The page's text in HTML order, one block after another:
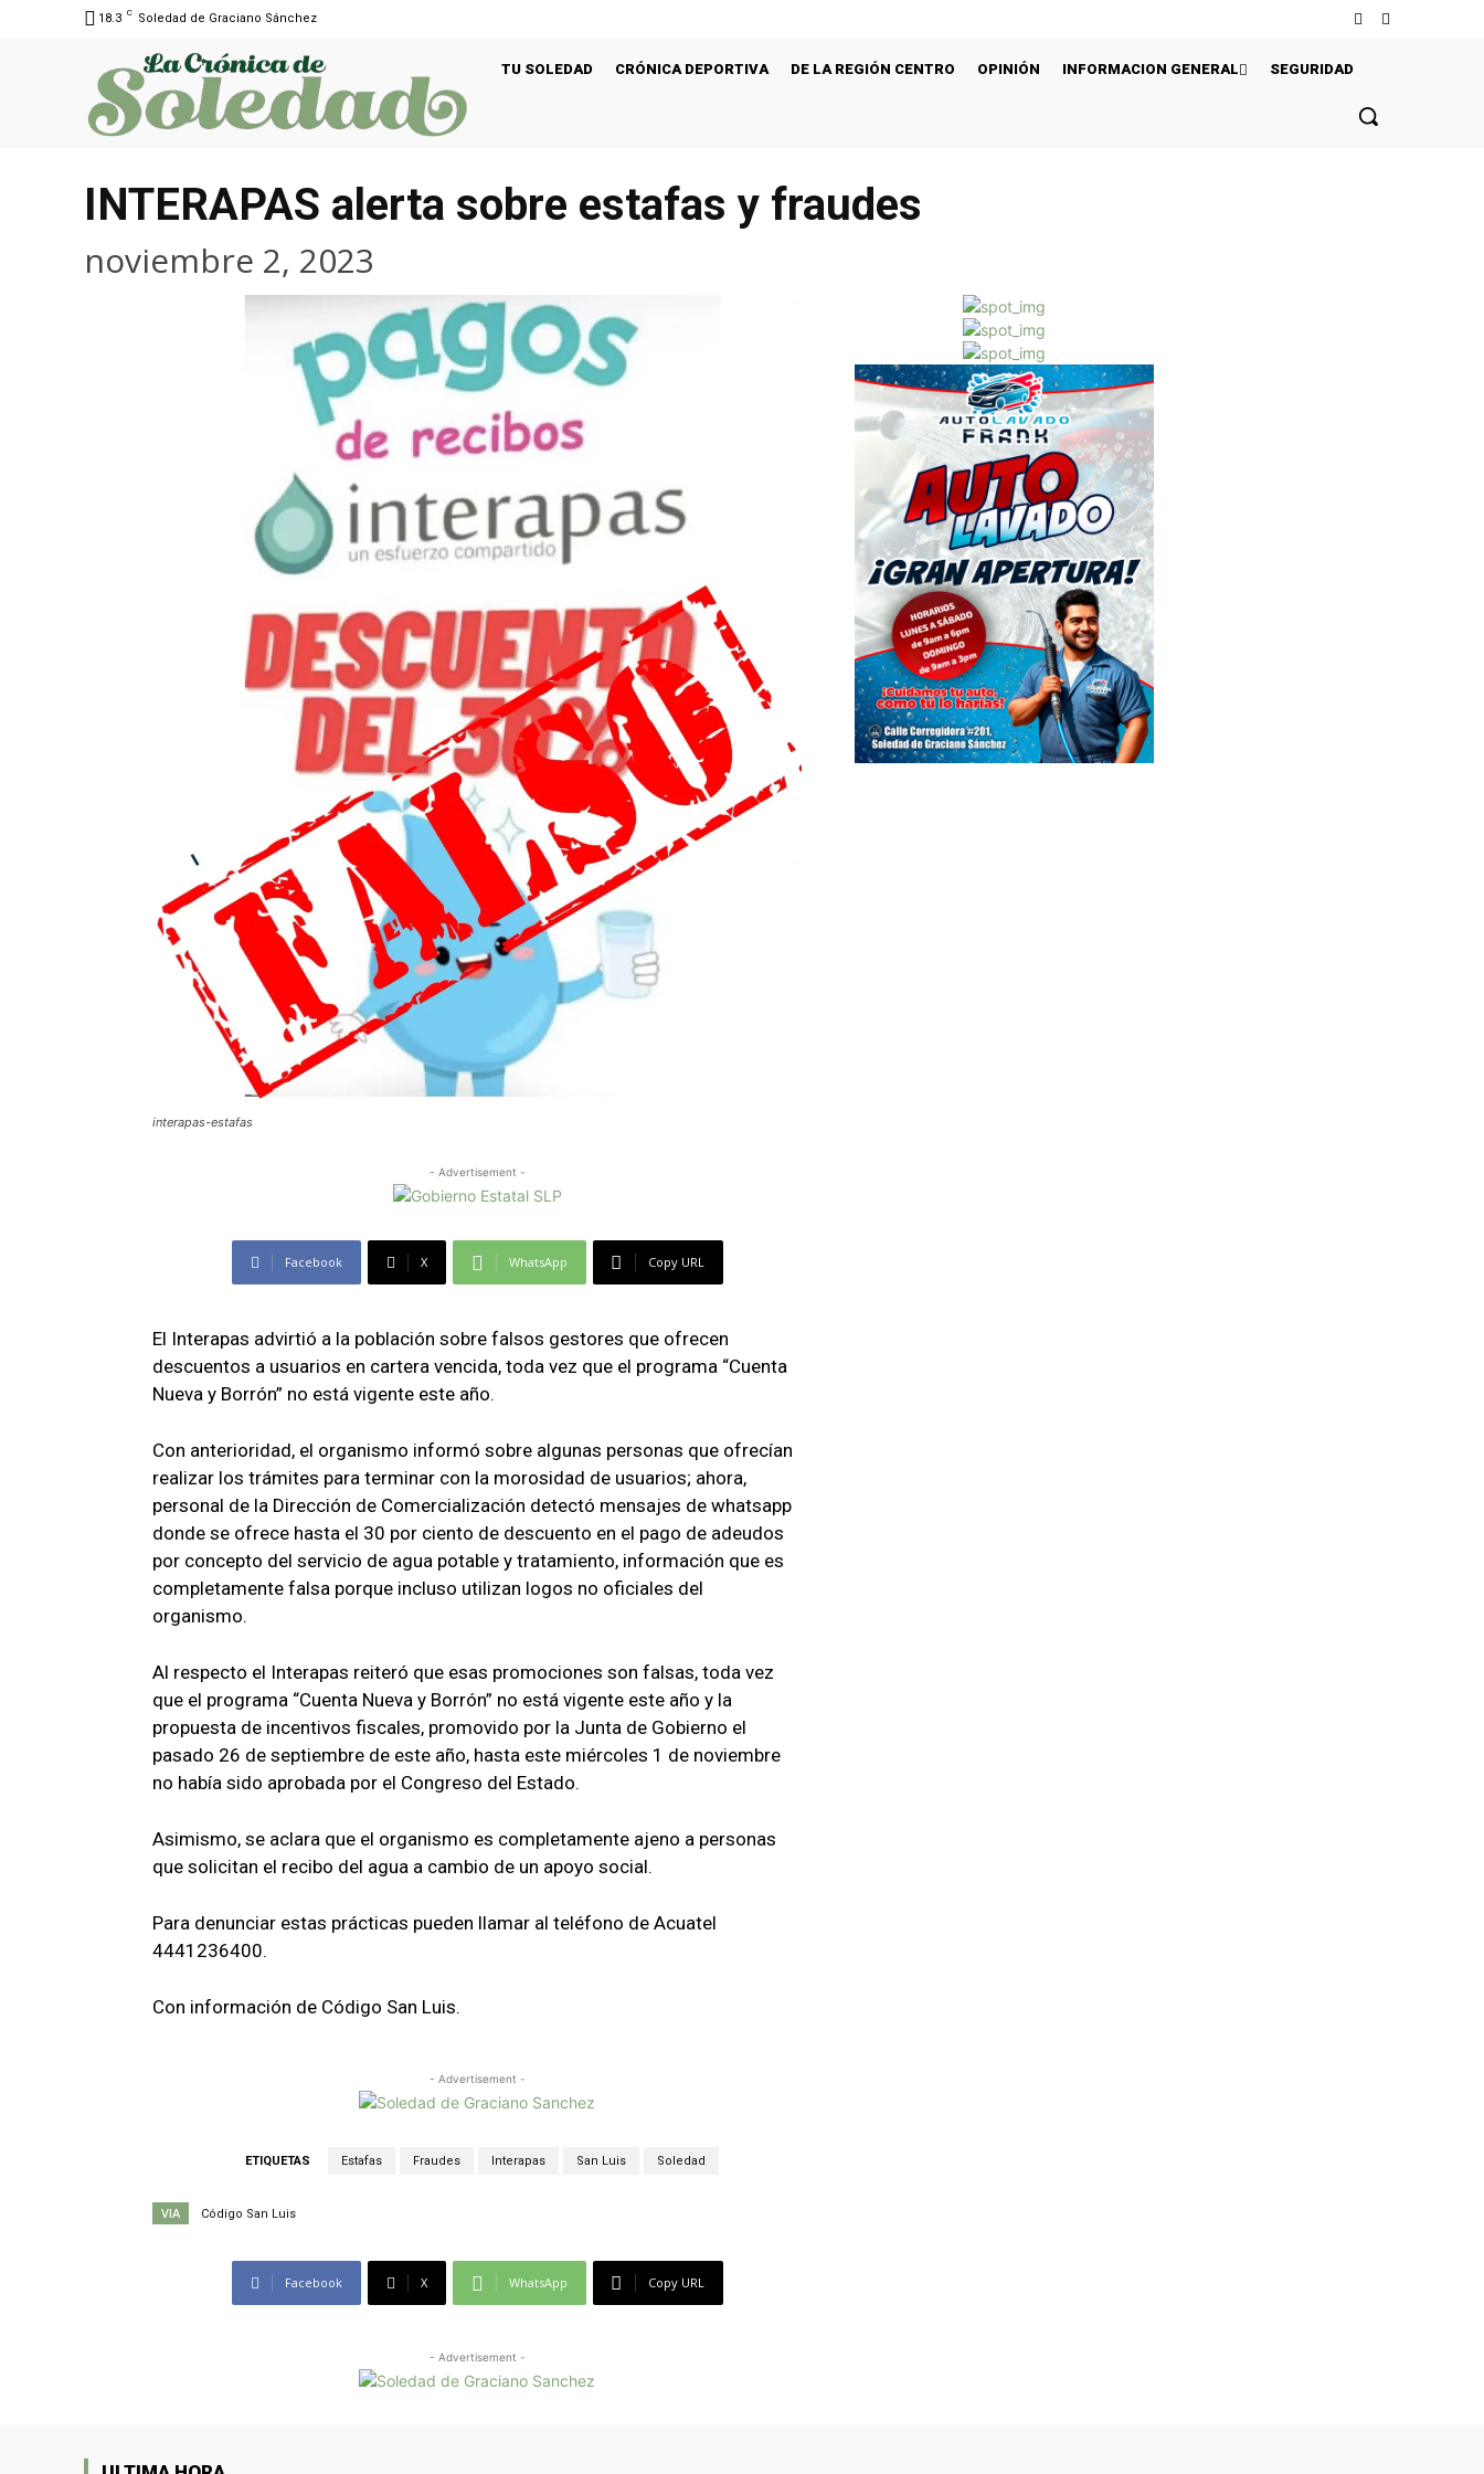
18.3 C Soledad de Graciano Sánchez
TU SOLEDAD CRÓNICA DEPORTIVA DE LA REGIÓN CENTRO OPINIÓN INFORMACION GENERAL SEGURIDAD
INTERAPAS alerta sobre estafas y fraudes
noviembre 2, 2023
interapas-estafas
- Advertisement -
Facebook X WhatsApp Copy URL
El Interapas advirtió a la población sobre falsos gestores que ofrecen
descuentos a usuarios en cartera vencida, toda vez que el programa “Cuenta
Nueva y Borrón” no está vigente este año.
Con anterioridad, el organismo informó sobre algunas personas que ofrecían
realizar los trámites para terminar con la morosidad de usuarios; ahora,
personal de la Dirección de Comercialización detectó mensajes de whatsapp
donde se ofrece hasta el 30 por ciento de descuento en el pago de adeudos
por concepto del servicio de agua potable y tratamiento, información que es
completamente falsa porque incluso utilizan logos no oficiales del
organismo.
Al respecto el Interapas reiteró que esas promociones son falsas, toda vez
que el programa “Cuenta Nueva y Borrón” no está vigente este año y la
propuesta de incentivos fiscales, promovido por la Junta de Gobierno el
pasado 26 de septiembre de este año, hasta este miércoles 1 de noviembre
no había sido aprobada por el Congreso del Estado.
Asimismo, se aclara que el organismo es completamente ajeno a personas
que solicitan el recibo del agua a cambio de un apoyo social.
Para denunciar estas prácticas pueden llamar al teléfono de Acuatel
4441236400.
Con información de Código San Luis.
- Advertisement -
ETIQUETAS Estafas Fraudes Interapas San Luis Soledad
VIA Código San Luis
Facebook X WhatsApp Copy URL
- Advertisement -